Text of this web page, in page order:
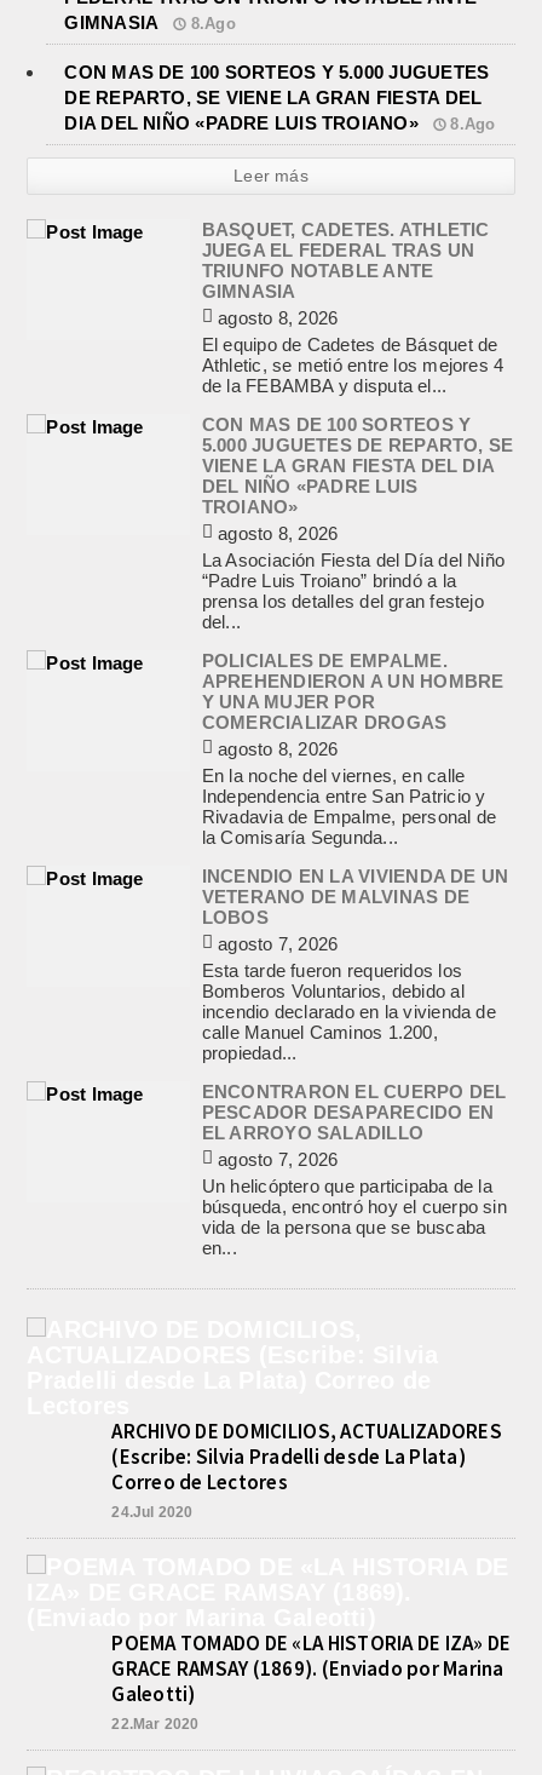
GIMNASIA
8.Ago
CON MAS DE 100 SORTEOS Y 5.000 JUGUETES
DE REPARTO, SE VIENE LA GRAN FIESTA DEL
DIA DEL NIÑO «PADRE LUIS TROIANO»
8.Ago
Leer más
BASQUET, CADETES. ATHLETIC
JUEGA EL FEDERAL TRAS UN
TRIUNFO NOTABLE ANTE
GIMNASIA
agosto 8, 2026
El equipo de Cadetes de Básquet de
Athletic, se metió entre los mejores 4
de la FEBAMBA y disputa el...
CON MAS DE 100 SORTEOS Y
5.000 JUGUETES DE REPARTO, SE
VIENE LA GRAN FIESTA DEL DIA
DEL NIÑO «PADRE LUIS
TROIANO»
agosto 8, 2026
La Asociación Fiesta del Día del Niño
“Padre Luis Troiano” brindó a la
prensa los detalles del gran festejo
del...
POLICIALES DE EMPALME.
APREHENDIERON A UN HOMBRE
Y UNA MUJER POR
COMERCIALIZAR DROGAS
agosto 8, 2026
En la noche del viernes, en calle
Independencia entre San Patricio y
Rivadavia de Empalme, personal de
la Comisaría Segunda...
INCENDIO EN LA VIVIENDA DE UN
VETERANO DE MALVINAS DE
LOBOS
agosto 7, 2026
Esta tarde fueron requeridos los
Bomberos Voluntarios, debido al
incendio declarado en la vivienda de
calle Manuel Caminos 1.200,
propiedad...
ENCONTRARON EL CUERPO DEL
PESCADOR DESAPARECIDO EN
EL ARROYO SALADILLO
agosto 7, 2026
Un helicóptero que participaba de la
búsqueda, encontró hoy el cuerpo sin
vida de la persona que se buscaba
en...
ARCHIVO DE DOMICILIOS, ACTUALIZADORES
(Escribe: Silvia Pradelli desde La Plata)
Correo de Lectores
24.Jul 2020
POEMA TOMADO DE «LA HISTORIA DE IZA» DE
GRACE RAMSAY (1869). (Enviado por Marina
Galeotti)
22.Mar 2020